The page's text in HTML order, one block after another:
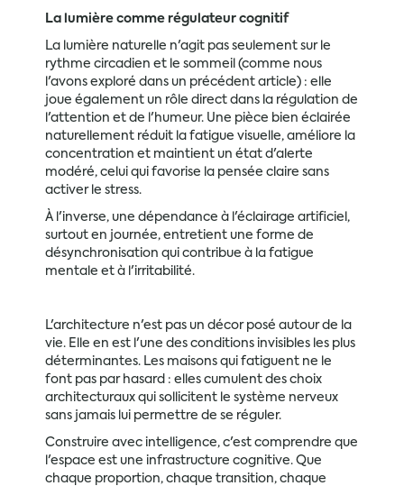
La lumière comme régulateur cognitif
La lumière naturelle n'agit pas seulement sur le
rythme circadien et le sommeil (comme nous
l'avons exploré dans un précédent article) : elle
joue également un rôle direct dans la régulation de
l'attention et de l'humeur. Une pièce bien éclairée
naturellement réduit la fatigue visuelle, améliore la
concentration et maintient un état d'alerte
modéré, celui qui favorise la pensée claire sans
activer le stress.
À l'inverse, une dépendance à l'éclairage artificiel,
surtout en journée, entretient une forme de
désynchronisation qui contribue à la fatigue
mentale et à l'irritabilité.
L'architecture n'est pas un décor posé autour de la
vie. Elle en est l'une des conditions invisibles les plus
déterminantes. Les maisons qui fatiguent ne le
font pas par hasard : elles cumulent des choix
architecturaux qui sollicitent le système nerveux
sans jamais lui permettre de se réguler.
Construire avec intelligence, c'est comprendre que
l'espace est une infrastructure cognitive. Que
chaque proportion, chaque transition, chaque